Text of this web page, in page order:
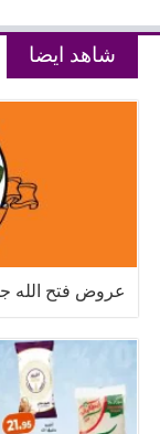
شاهد ايضا
عروض فتح الله جملة من 6 اغسطس